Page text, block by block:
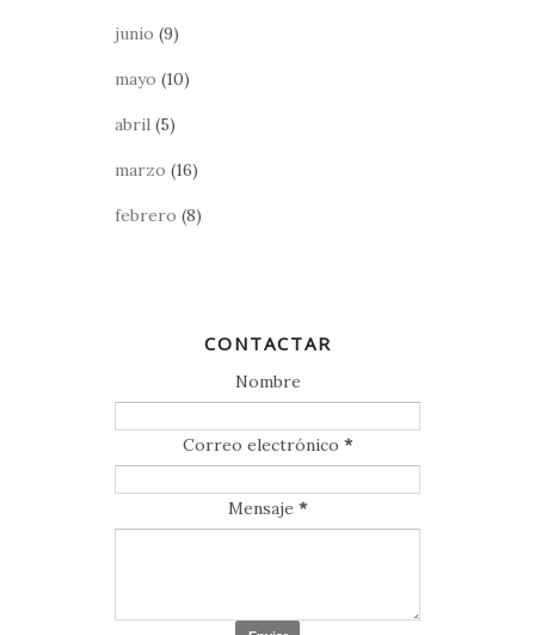
junio (9)
mayo (10)
abril (5)
marzo (16)
febrero (8)
CONTACTAR
Nombre
Correo electrónico *
Mensaje *